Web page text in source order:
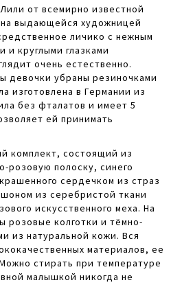
от всемирно известной
выдающейся художницей
личико с нежным
и круглыми глазками
очень естественно.
девочки убраны резиночками
изготовлена в Германии из
без фталатов и имеет 5
ей принимать
комплект, состоящий из
розовую полоску, синего
сердечком из страз
из серебристой ткани
искусственного меха. На
розовые колготки и тёмно-
из натуральной кожи. Вся
материалов, ее
стирать при температуре
малышкой никогда не